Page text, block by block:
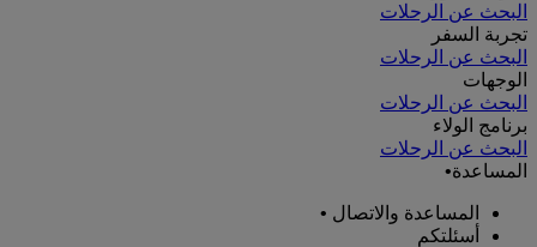
البحث عن الرحلات
تجربة السفر
البحث عن الرحلات
الوجهات
البحث عن الرحلات
برنامج الولاء
البحث عن الرحلات
المساعدة•
المساعدة والاتصال •
أسئلتكم